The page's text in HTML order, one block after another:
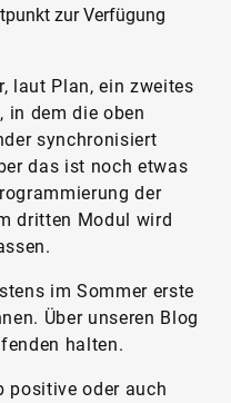
zur Verfügung
laut Plan, ein zweites
in dem die oben
synchronisiert
das ist noch etwas
der
dritten Modul wird
im Sommer erste
Über unseren Blog
halten.
positive oder auch